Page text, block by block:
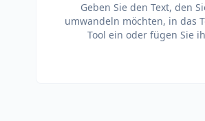
Geben Sie den Text, den
umwandeln möchten, in das
Tool ein oder fügen Sie